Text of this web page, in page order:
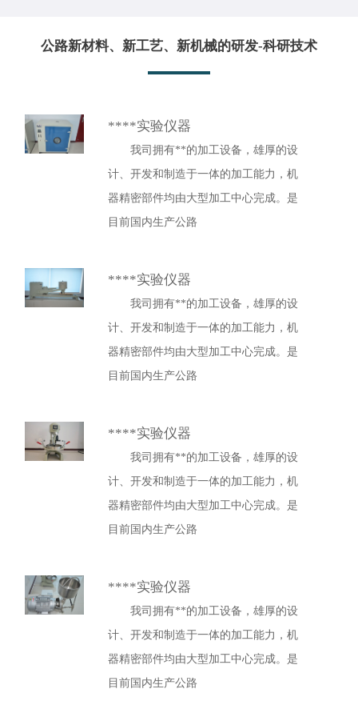
公路新材料、新工艺、新机械的研发-科研技术
****实验仪器
我司拥有**的加工设备，雄厚的设
计、开发和制造于一体的加工能力，机
器精密部件均由大型加工中心完成。是
目前国内生产公路
****实验仪器
我司拥有**的加工设备，雄厚的设
计、开发和制造于一体的加工能力，机
器精密部件均由大型加工中心完成。是
目前国内生产公路
****实验仪器
我司拥有**的加工设备，雄厚的设
计、开发和制造于一体的加工能力，机
器精密部件均由大型加工中心完成。是
目前国内生产公路
****实验仪器
我司拥有**的加工设备，雄厚的设
计、开发和制造于一体的加工能力，机
器精密部件均由大型加工中心完成。是
目前国内生产公路